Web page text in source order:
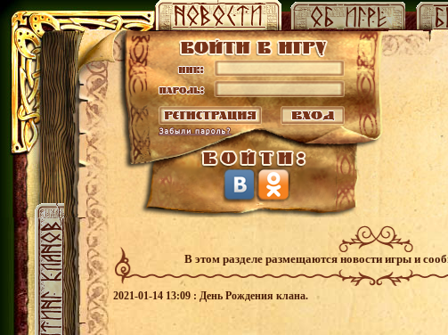
В этом разделе размещаются новости игры и
2021-01-14 13:09 : День Рождения клана.